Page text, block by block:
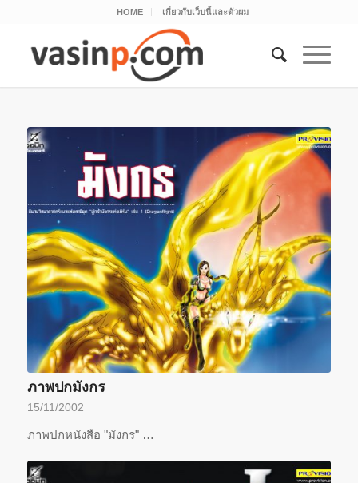
HOME เกี่ยวกับเว็บนี้และตัวผม
ภาพปกมังกร
15/11/2002
ภาพปกหนังสือ "มังกร" …